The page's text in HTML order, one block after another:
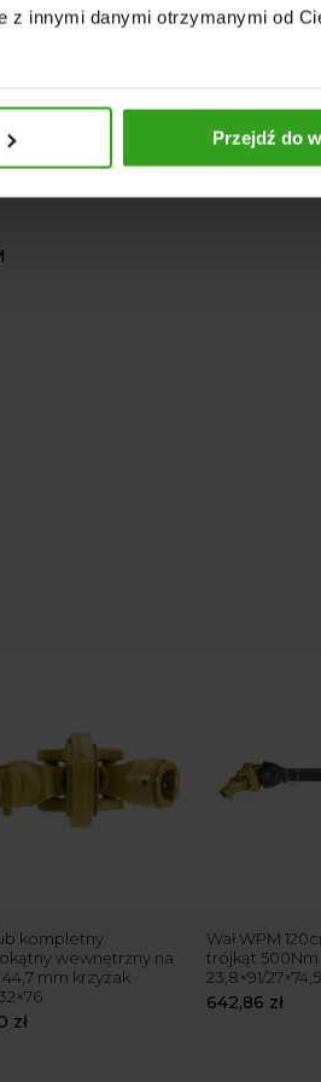
z innymi danymi otrzymanymi od
Przejdź do
do
kompletny
wewnętrzny na
mm krzyżak
zł
Wał WPM
trójkąt 500Nm
23,8×91/
642,86 zł